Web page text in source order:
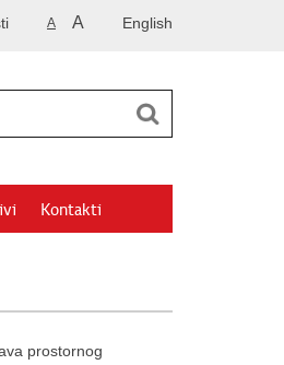
English
A A
Kontakti
prostornog